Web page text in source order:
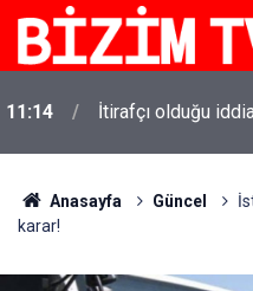
11:14 İtirafçı olduğu
Anasayfa Güncel
karar!